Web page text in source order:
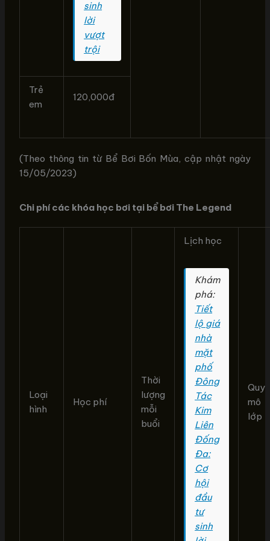
sinh
lời
vượt
trội
Trẻ
em
120,000đ
(Theo thông tin từ Bể Bơi Bốn Mùa, cập nhật ngày
15/05/2023)
Chi phí các khóa học bơi tại bể bơi The Legend
Loại
hình
Học phí
Thời
lượng
mỗi
buổi
Lịch học
Khám
phá:
Tiết
lộ giá
nhà
mặt
phố
Đông
Tác
Kim
Liên
Đống
Đa:
Cơ
hội
đầu
tư
sinh
Quy
mô
lớp